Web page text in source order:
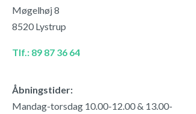
Møgelhøj 8
8520 Lystrup
Tlf.: 89 87 36 64
Åbningstider:
Mandag-torsdag 10.00-12.00 & 13.00-